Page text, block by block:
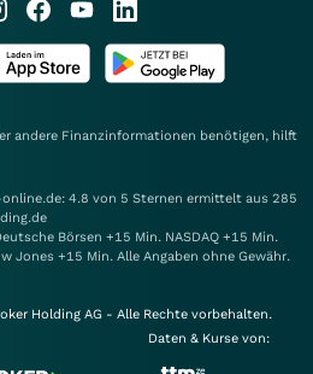
andere Finanzinformationen benötigen, hilft
4.8 von 5 Sternen ermittelt aus 285
Börsen +15 Min. NASDAQ +15 Min.
Jones +15 Min. Alle Angaben ohne Gewähr.
Holding AG - Alle Rechte vorbehalten.
Daten & Kurse von: